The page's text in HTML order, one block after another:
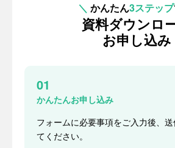
＼ かんたん3ステップ
資料ダウンロ
お申し込み
01
かんたんお申し込み
フォームに必要事項をご入力後、
てください。